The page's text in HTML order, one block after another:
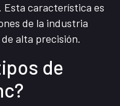
característica es
de la industria
alta precisión.
de